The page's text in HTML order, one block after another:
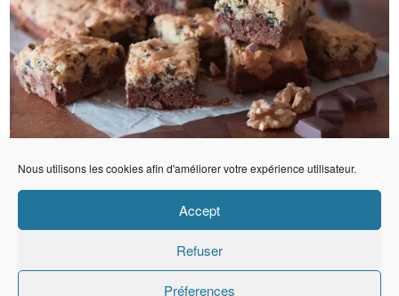
Nous utilisons les cookies afin d'améliorer votre expérience utilisateur.
Accept
Refuser
Préferences